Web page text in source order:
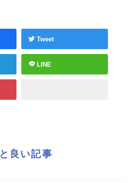
Tweet
LINE
良い記事